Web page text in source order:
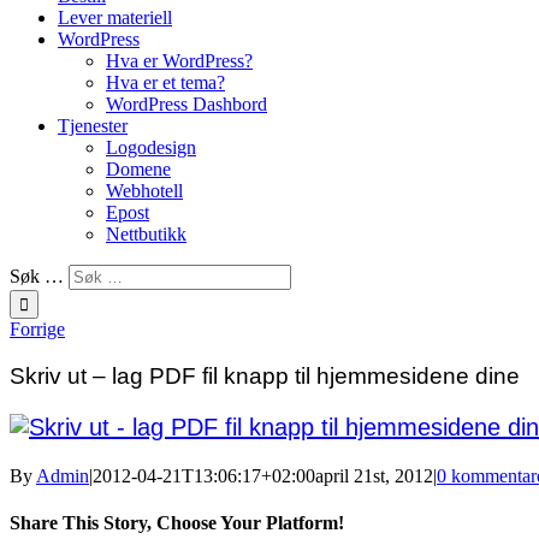
Lever materiell
WordPress
Hva er WordPress?
Hva er et tema?
WordPress Dashbord
Tjenester
Logodesign
Domene
Webhotell
Epost
Nettbutikk
Søk …
Forrige
Skriv ut – lag PDF fil knapp til hjemmesidene dine
By Admin|2012-04-21T13:06:17+02:00april 21st, 2012|0
Share This Story, Choose Your Platform!